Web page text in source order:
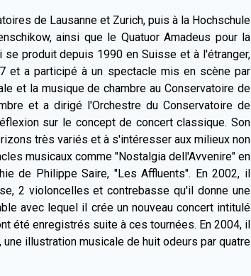
de Lausanne et Zurich, puis à la Hochschule
ainsi que le Quatuor Amadeus pour la
produit depuis 1990 en Suisse et à l'étranger,
et a participé à un spectacle mis en scène par
et la musique de chambre au Conservatoire de
et a dirigé l'Orchestre du Conservatoire de
sur le concept de concert classique. Son
très variés et à s'intéresser aux milieux non
musicaux comme "Nostalgia dell'Avvenire" en
de Philippe Saire, "Les Affluents". En 2002, il
2 violoncelles et contrebasse qu'il donne une
avec lequel il crée un nouveau concert intitulé
été enregistrés suite à ces tournées. En 2004, il
illustration musicale de huit odeurs par quatre